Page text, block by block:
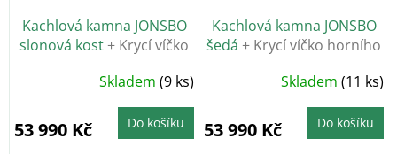
Kachlová kamna JONSBO
slonová kost+ Krycí víčko
kouřovodu
Skladem (9 ks)
53 990 Kč Do košíku
Kachlová kamna JONSBO
šedá + Krycí víčko horního
Skladem (11 ks)
53 990 Kč Do košíku